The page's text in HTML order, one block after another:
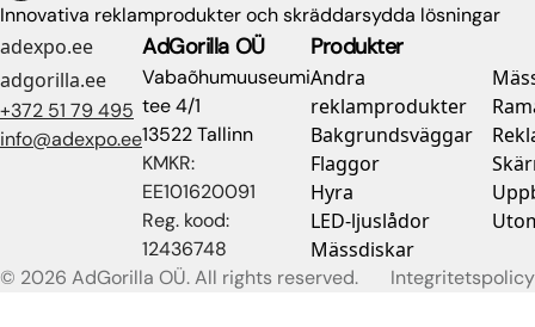
Innovativa reklamprodukter och skräddarsydda lösningar
adexpo.ee
adgorilla.ee
+372 51 79 495
info@adexpo.ee
AdGorilla OÜ
Vabaõhumuuseumi
tee 4/1
13522 Tallinn
KMKR:
EE101620091
Reg. kood:
12436748
Produkter
Andra
reklamprodukter
Bakgrundsväggar
Flaggor
Hyra
LED-ljuslådor
Mässdiskar
© 2026 AdGorilla OÜ. All rights reserved. Integritetspolicy